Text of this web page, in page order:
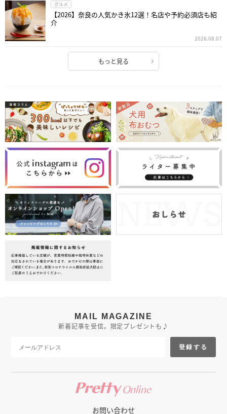
グルメ
【2026】奈良の人気かき氷12選！名店や予約必須店も紹
介
2026.08.07
もっと見る
MAIL MAGAZINE
新着記事を受信。限定プレゼントも♪
登録する
お問い合わせ